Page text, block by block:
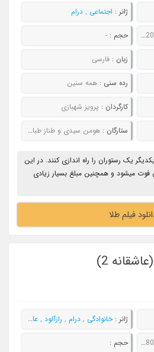
ژانر : اجتماعی , درام
حجم : -
زبان : فارسی
رده سنی : همه سنین
کارگردان : پرویز شهبازی
ستارگان : هومن سیدی و طناز طباطبایی
یک رستوران را راه اندازی کنند. در این
فوت میشود و همچنین مبلغ بسیار زیادی
فیلم طلا
2)
ژانر :خانوادگی , درام , رازآلود , عاشقانه
حجم :